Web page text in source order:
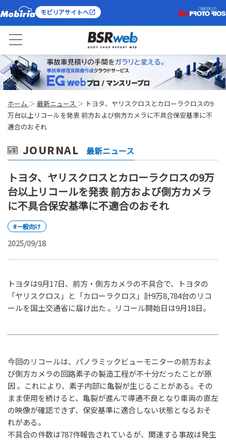
モビリアサイトへ
ホーム 最新ニュース
トヨタ、ヤリスクロスとカローラクロスの9
万台以上リコールを発表 前方および側方カメラに不具合保安基準に不
適合のおそれ
JOURNAL 最新ニュース
トヨタ、ヤリスクロスとカローラクロスの9万
台以上リコールを発表 前方および側方カメラ
に不具合保安基準に不適合のおそれ
#一般向け
2025/09/18
トヨタは9月17日、前方・側方カメラの不具合で、トヨタの
「ヤリスクロス」と「カローラクロス」計9万8,784台のリコ
ールを国土交通省に届け出た 。リコール開始日は9月18日。
今回のリコールは、パノラミックビューモニターの前方およ
び側方カメラの回路素子の製造工程が不十分だったことが原
因 。これにより、素子内部に亀裂が生じることがある。その
まま使用を続けると、亀裂が進んで導通不良となり車両の直左
の映像が確認できず、保安基準に適合しない状態となるおそ
れがある。
不具合の件数は787件報告されているが、関連する事故は発生